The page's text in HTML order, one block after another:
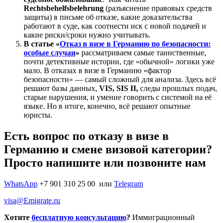
Rechtsbehelfsbelehrung (разъяснение правовых средств
защиты) в письме об отказе, какие доказательства
работают в суде, как соотнести иск с новой подачей и
какие риски/сроки нужно учитывать.
В статье «Отказ в визе в Германию по безопасности:
особые случаи» рассматриваем самые таинственные,
почти детективные истории, где «обычной» логики уже
мало. В отказах в визе в Германию «фактор
безопасности» — самый сложный для анализа. Здесь всё
решают базы данных, VIS, SIS II, следы прошлых подач,
старые нарушения, и умение говорить с системой на её
языке. Но в итоге, конечно, всё решают опытные
юристы.
Есть вопрос по отказу в визе в
Германию и смене визовой категории?
Просто напишите или позвоните нам
WhatsApp +7 901 310 25 00 или Telegram
visa@Emigrate.ru
Хотите бесплатную консультацию? Иммиграционный